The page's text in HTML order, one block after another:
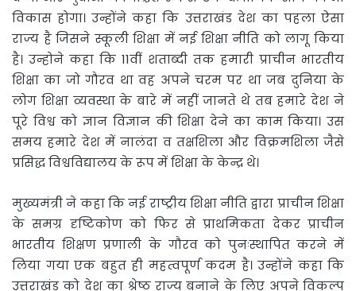
विकास होगा। उन्होंने कहा कि उत्तराखंड देश का पहला ऐसा
राज्य है जिसने स्कूली शिक्षा में नई शिक्षा नीति को लागू किया
है। उन्होने कहा कि 11वीं शताब्दी तक हमारी प्राचीन भारतीय
शिक्षा का जो गौरव था वह अपने चरम पर था जब दुनिया के
लोग शिक्षा व्यवस्था के बारे में नहीं जानते थे तब हमारे देश ने
पूरे विश्व को ज्ञान विज्ञान की शिक्षा देने का काम किया। उस
समय हमारे देश में नालंदा व तक्षशिला और विक्रमशिला जैसे
प्रसिद्ध विश्वविद्यालय के रूप में शिक्षा के केन्द्र थे।
मुख्यमंत्री ने कहा कि नई राष्ट्रीय शिक्षा नीति द्वारा प्राचीन शिक्षा
के समग्र दृष्टिकोण को फिर से प्राथमिकता देकर प्राचीन
भारतीय शिक्षण प्रणाली के गौरव को पुनःस्थापित करने में
लिया गया एक बहुत ही महत्वपूर्ण कदम है। उन्होंने कहा कि
उत्तराखंड को देश का श्रेष्ठ राज्य बनाने के लिए अपने विकल्प